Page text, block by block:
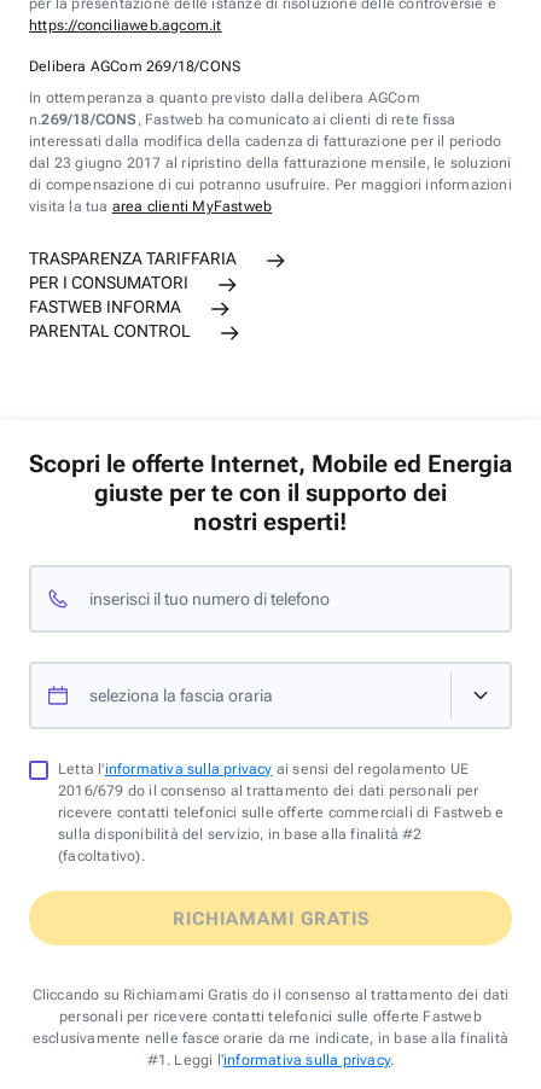
per la presentazione delle istanze di risoluzione delle controversie è
https://conciliaweb.agcom.it
Delibera AGCom 269/18/CONS
In ottemperanza a quanto previsto dalla delibera AGCom
n.269/18/CONS , Fastweb ha comunicato ai clienti di rete fissa
interessati dalla modifica della cadenza di fatturazione per il periodo
dal 23 giugno 2017 al ripristino della fatturazione mensile, le soluzioni
di compensazione di cui potranno usufruire. Per maggiori informazioni
visita la tua area clienti MyFastweb
TRASPARENZA TARIFFARIA
PER I CONSUMATORI
FASTWEB INFORMA
PARENTAL CONTROL
Scopri le offerte Internet, Mobile ed Energia
giuste per te con il supporto dei
nostri esperti!
inserisci il tuo numero di telefono
seleziona la fascia oraria
Letta l'informativa sulla privacy ai sensi del regolamento UE
2016/679 do il consenso al trattamento dei dati personali per
ricevere contatti telefonici sulle offerte commerciali di Fastweb e
sulla disponibilità del servizio, in base alla finalità #2
(facoltativo).
RICHIAMAMI GRATIS
Cliccando su Richiamami Gratis do il consenso al trattamento dei dati
personali per ricevere contatti telefonici sulle offerte Fastweb
esclusivamente nelle fasce orarie da me indicate, in base alla finalità
#1. Leggi l'informativa sulla privacy.